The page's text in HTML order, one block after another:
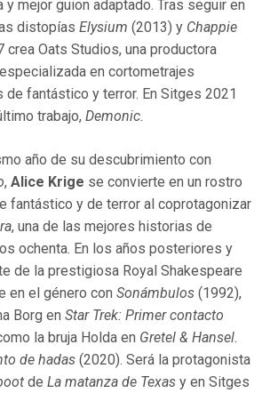
y mejor guion adaptado. Tras seguir en
distopías Elysium (2013) y Chappie
crea Oats Studios, una productora
en cortometrajes
de fantástico y terror. En Sitges 2021
trabajo, Demonic.
año de su descubrimiento con
, Alice Krige se convierte en un rostro
fantástico y de terror al coprotagonizar
, una de las mejores historias de
ochenta. En los años posteriores y
de la prestigiosa Royal Shakespeare
en el género con Sonámbulos (1992),
Borg en Star Trek: Primer contacto
la bruja Holda en Gretel & Hansel.
de hadas (2020). Será la protagonista
de La matanza de Texas y en Sitges